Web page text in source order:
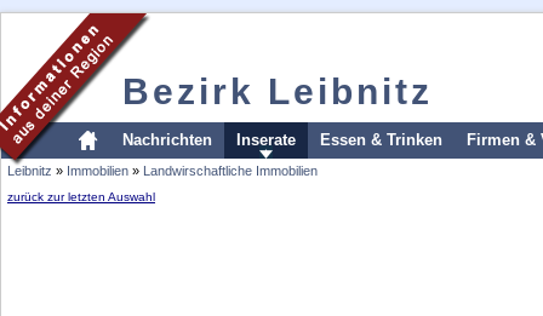
Bezirk Leibnitz
Nachrichten Inserate Essen & Trinken Firmen &
Leibnitz » Immobilien » Landwirschaftliche Immobilien
zurück zur letzten Auswahl